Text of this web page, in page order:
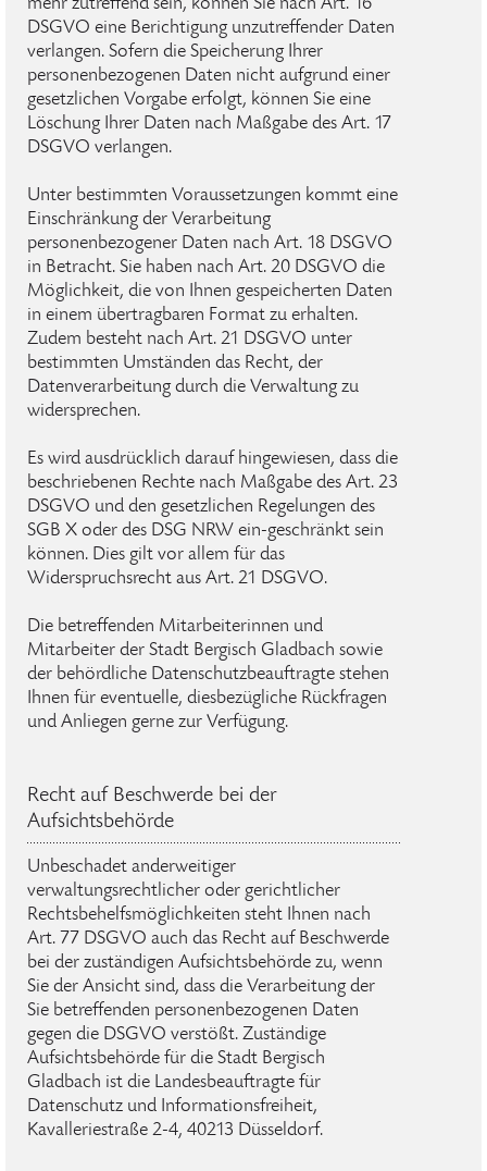
mehr zutreffend sein, können Sie nach Art. 16
DSGVO eine Berichtigung unzutreffender Daten
verlangen. Sofern die Speicherung Ihrer
personenbezogenen Daten nicht aufgrund einer
gesetzlichen Vorgabe erfolgt, können Sie eine
Löschung Ihrer Daten nach Maßgabe des Art. 17
DSGVO verlangen.
Unter bestimmten Voraussetzungen kommt eine
Einschränkung der Verarbeitung
personenbezogener Daten nach Art. 18 DSGVO
in Betracht. Sie haben nach Art. 20 DSGVO die
Möglichkeit, die von Ihnen gespeicherten Daten
in einem übertragbaren Format zu erhalten.
Zudem besteht nach Art. 21 DSGVO unter
bestimmten Umständen das Recht, der
Datenverarbeitung durch die Verwaltung zu
widersprechen.
Es wird ausdrücklich darauf hingewiesen, dass die
beschriebenen Rechte nach Maßgabe des Art. 23
DSGVO und den gesetzlichen Regelungen des
SGB X oder des DSG NRW ein-geschränkt sein
können. Dies gilt vor allem für das
Widerspruchsrecht aus Art. 21 DSGVO.
Die betreffenden Mitarbeiterinnen und
Mitarbeiter der Stadt Bergisch Gladbach sowie
der behördliche Datenschutzbeauftragte stehen
Ihnen für eventuelle, diesbezügliche Rückfragen
und Anliegen gerne zur Verfügung.
Recht auf Beschwerde bei der
Aufsichtsbehörde
Unbeschadet anderweitiger
verwaltungsrechtlicher oder gerichtlicher
Rechtsbehelfsmöglichkeiten steht Ihnen nach
Art. 77 DSGVO auch das Recht auf Beschwerde
bei der zuständigen Aufsichtsbehörde zu, wenn
Sie der Ansicht sind, dass die Verarbeitung der
Sie betreffenden personenbezogenen Daten
gegen die DSGVO verstößt. Zuständige
Aufsichtsbehörde für die Stadt Bergisch
Gladbach ist die Landesbeauftragte für
Datenschutz und Informationsfreiheit,
Kavalleriestraße 2-4, 40213 Düsseldorf.